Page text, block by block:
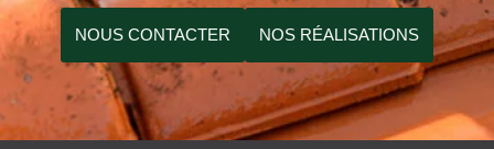
NOUS CONTACTER NOS RÉALISATIONS